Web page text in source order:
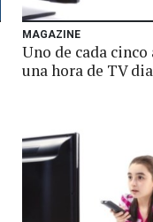
MAGAZINE
Uno de cada
una hora de TV